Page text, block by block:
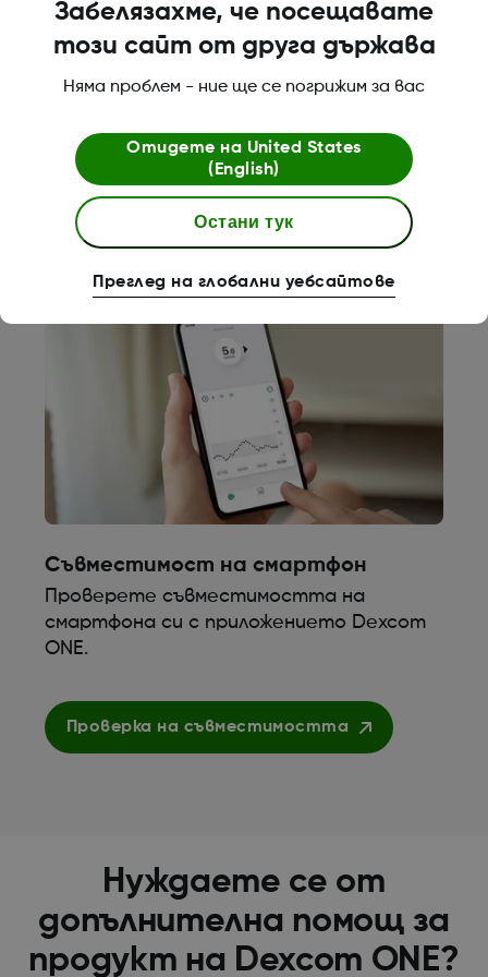
Вашите ръководства за
потребителя
на Dexcom ONE също могат да бъдат
Изтегляне на ръководството за
потребителя
Съвместимост на смартфон
Проверете съвместимостта на
смартфона си с приложението Dexcom
ONE.
Проверка на съвместимостта
Нуждаете се от
допълнителна помощ за
продукт на Dexcom ONE?
Забелязахме, че посещавате
този сайт от друга държава
Няма проблем - ние ще се погрижим за вас
Отидете на United States
(English)
Остани тук
Преглед на глобални уебсайтове